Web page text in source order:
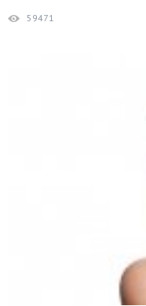
59471